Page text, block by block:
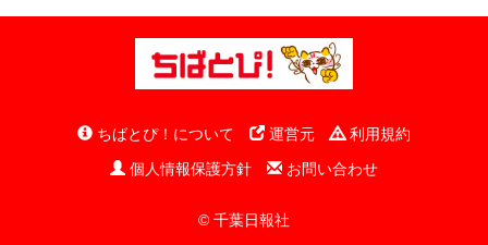
ちばとぴ！について 運営元
利用規約
個人情報保護方針
お問い合わせ
© 千葉日報社